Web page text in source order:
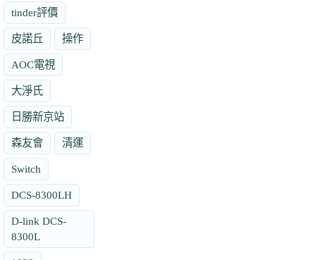
tinder評價
皮諾丘 操作
AOC電視
大淨氏
日勝新京站
森友會 清運
Switch
DCS-8300LH
D-link DCS-
8300L